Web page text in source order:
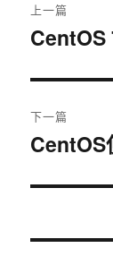
章
航
上一篇
上
文
章：
CentOS
下一篇
下
文
CentOS